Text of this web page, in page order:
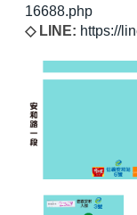
16688.php
◇ LINE: https://